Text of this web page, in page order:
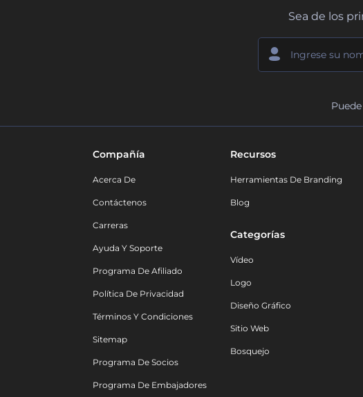
Sea de los
Compañía
Acerca De
Contáctenos
Carreras
Ayuda Y Soporte
Programa De Afiliado
Política De Privacidad
Términos Y Condiciones
Sitemap
Programa De Socios
Programa De Embajadores
Recursos
Herramientas De Branding
Blog
Categorías
Vídeo
Logo
Diseño Gráfico
Sitio Web
Bosquejo